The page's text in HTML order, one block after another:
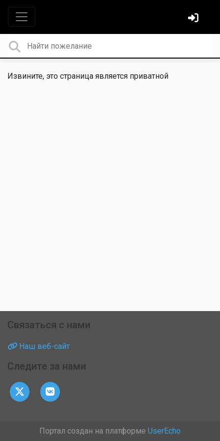
Извините, это страница является приватной
Связаться с нами
Наш веб-сайт
Следите за нами
Портал создан на платформе UserEcho